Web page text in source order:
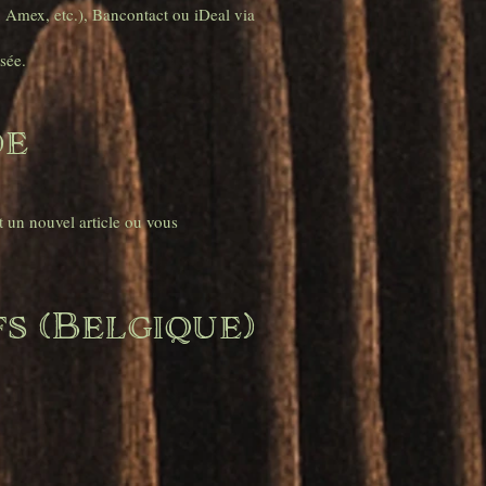
Amex, etc.), Bancontact ou iDeal via
un nouvel article ou vous
(Belgique)